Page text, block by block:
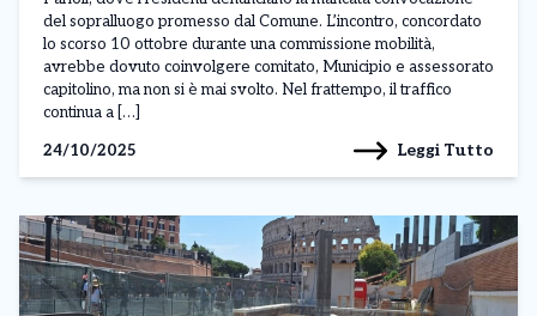
del sopralluogo promesso dal Comune. L’incontro, concordato
lo scorso 10 ottobre durante una commissione mobilità,
avrebbe dovuto coinvolgere comitato, Municipio e assessorato
capitolino, ma non si è mai svolto. Nel frattempo, il traffico
continua a […]
24/10/2025
Leggi Tutto